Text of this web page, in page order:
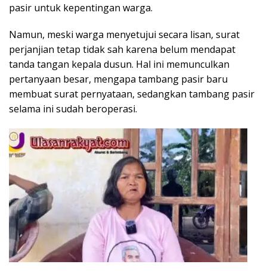
pasir untuk kepentingan warga.
Namun, meski warga menyetujui secara lisan, surat
perjanjian tetap tidak sah karena belum mendapat
tanda tangan kepala dusun. Hal ini memunculkan
pertanyaan besar, mengapa tambang pasir baru
membuat surat pernyataan, sedangkan tambang pasir
selama ini sudah beroperasi.